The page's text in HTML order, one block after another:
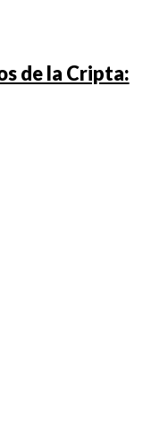
de la Cripta: